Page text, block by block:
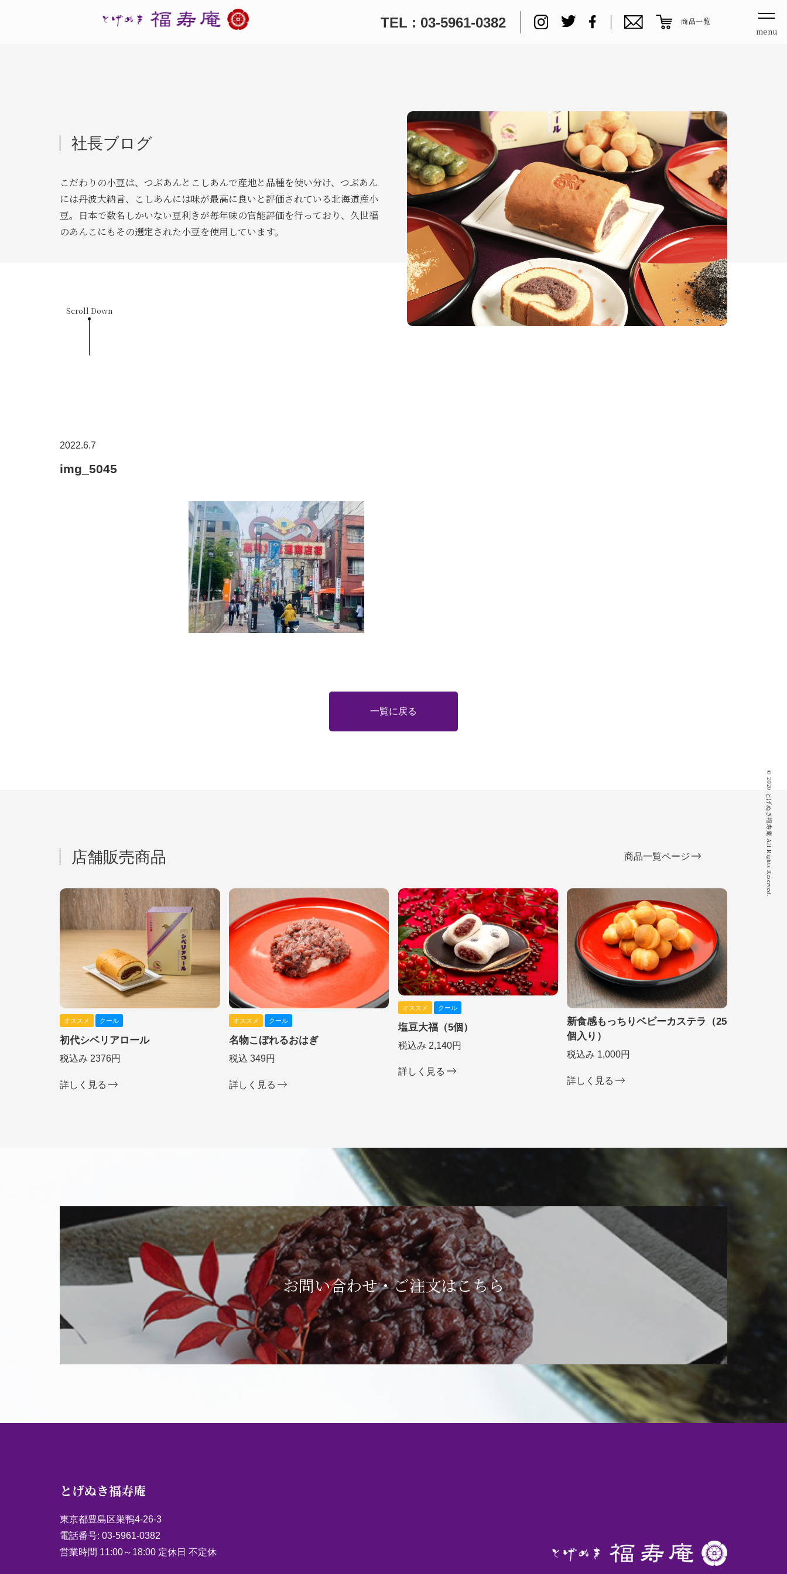
TEL : 03-5961-0382 商品一覧
menu
© 2020 とげぬき福寿庵 All Rights Reserved.
社長ブログ
こだわりの小豆は、つぶあんとこしあんで産地と品種を使い分け、つぶあん
には丹波大納言、こしあんには味が最高に良いと評価されている北海道産小
豆。日本で数名しかいない豆利きが毎年味の官能評価を行っており、久世福
のあんこにもその選定された小豆を使用しています。
Scroll Down
2022.6.7
img_5045
一覧に戻る
店舗販売商品
オススメ クール
初代シベリアロール
税込み 2376円
詳しく見る
オススメ クール
名物こぼれるおはぎ
税込 349円
詳しく見る
オススメ クール
塩豆大福（5個）
税込み 2,140円
詳しく見る
新食感もっちりベビーカステラ（25
個入り）
税込み 1,000円
詳しく見る
商品一覧ページ
お問い合わせ・ご注文はこちら
とげぬき福寿庵
東京都豊島区巣鴨4-26-3
電話番号: 03-5961-0382
営業時間 11:00～18:00 定休日 不定休